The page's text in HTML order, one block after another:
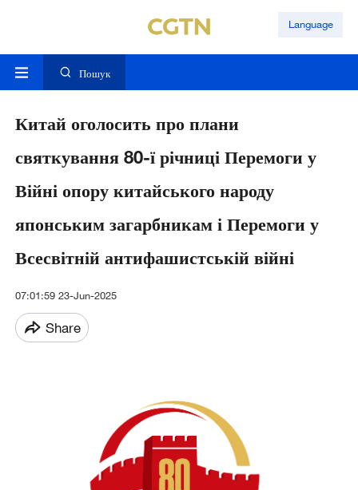
Language
Пошук
Китай оголосить про плани
святкування 80-ї річниці Перемоги у
Війні опору китайського народу
японським загарбникам і Перемоги у
Всесвітній антифашистській війні
07:01:59 23-Jun-2025
Share